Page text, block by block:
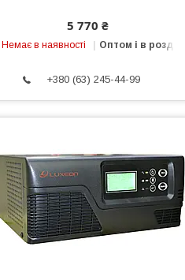
5 770 ₴
Немає в наявності Оптом і в роздріб
+380 (63) 245-44-99